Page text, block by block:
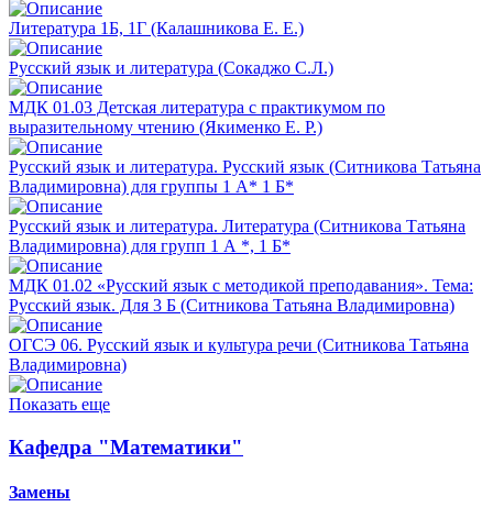
Литература 1Б, 1Г (Калашникова Е. Е.)
Русский язык и литература (Сокаджо С.Л.)
МДК 01.03 Детская литература с практикумом по
выразительному чтению (Якименко Е. Р.)
Русский язык и литература. Русский язык (Ситникова Татьяна
Владимировна) для группы 1 А* 1 Б*
Русский язык и литература. Литература (Ситникова Татьяна
Владимировна) для групп 1 А *, 1 Б*
МДК 01.02 «Русский язык с методикой преподавания». Тема:
Русский язык. Для 3 Б (Ситникова Татьяна Владимировна)
ОГСЭ 06. Русский язык и культура речи (Ситникова Татьяна
Владимировна)
Показать еще
Кафедра "Математики"
Замены